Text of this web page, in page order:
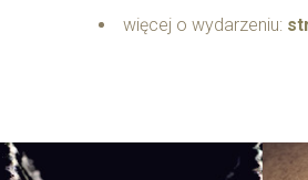
więcej o wydarzeniu: